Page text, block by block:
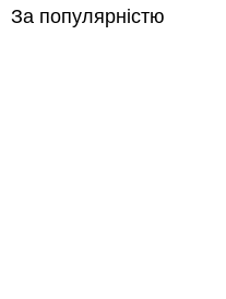
За популярністю